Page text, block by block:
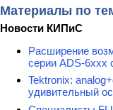
Материалы по
Новости КИПиС
Расширение
серии ADS-
Tektronix:
удивительный